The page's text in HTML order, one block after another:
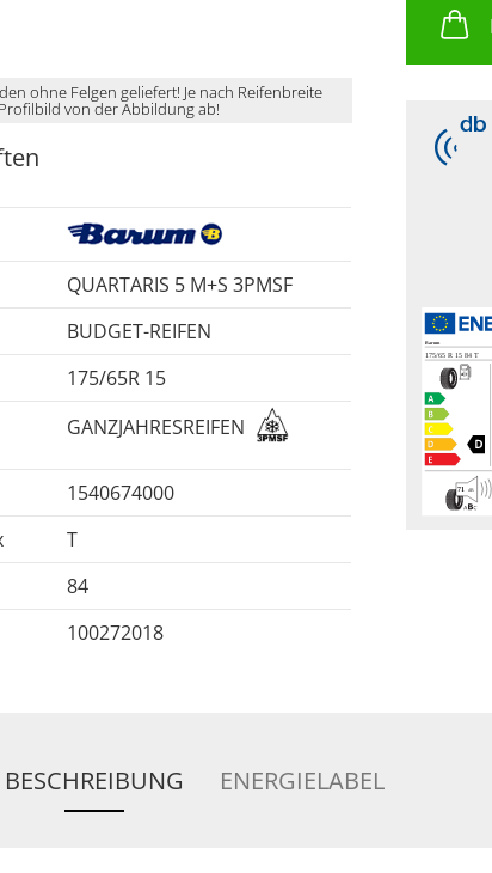
ohne Felgen geliefert! Je nach Reifenbreite
von der Abbildung ab!
QUARTARIS 5 M+S 3PMSF
BUDGET-REIFEN
175/65R 15
GANZJAHRESREIFEN
1540674000
T
84
100272018
BESCHREIBUNG ENERGIELABEL